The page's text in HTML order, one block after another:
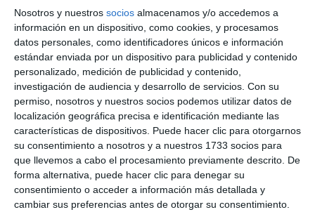
Nosotros y nuestros socios almacenamos y/o accedemos a
información en un dispositivo, como cookies, y procesamos
datos personales, como identificadores únicos e información
estándar enviada por un dispositivo para publicidad y contenido
personalizado, medición de publicidad y contenido,
investigación de audiencia y desarrollo de servicios. Con su
permiso, nosotros y nuestros socios podemos utilizar datos de
localización geográfica precisa e identificación mediante las
características de dispositivos. Puede hacer clic para otorgarnos
su consentimiento a nosotros y a nuestros 1733 socios para
que llevemos a cabo el procesamiento previamente descrito. De
forma alternativa, puede hacer clic para denegar su
consentimiento o acceder a información más detallada y
cambiar sus preferencias antes de otorgar su consentimiento.
Comparte esta noticia desde el siguiente enlace:
https://mijascom.com/?a=26082
MIJAS TERCERA EDAD NAVIDAD